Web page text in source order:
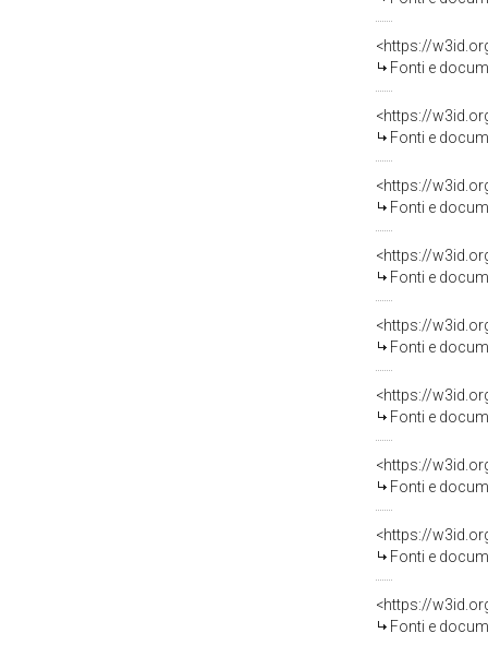
<https://
Fonti e
<https://
Fonti e
<https://
Fonti e
<https://
Fonti e
<https://
Fonti e
<https://
Fonti e
<https://
Fonti e
<https://
Fonti e
<https://
Fonti e